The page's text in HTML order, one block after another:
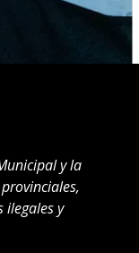
y la
ilegales y